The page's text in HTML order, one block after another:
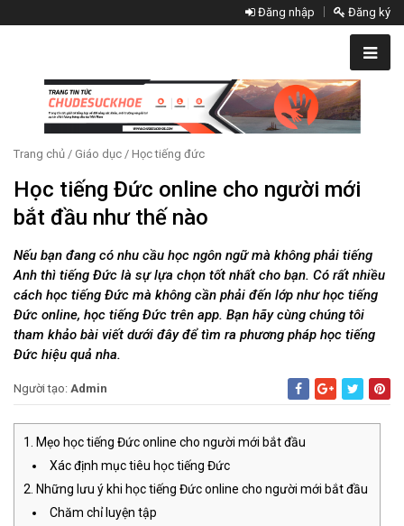
Đăng nhập Đăng ký
Trang chủ / Giáo dục / Học tiếng đức
Học tiếng Đức online cho người mới
bắt đầu như thế nào
Nếu bạn đang có nhu cầu học ngôn ngữ mà không phải tiếng
Anh thì tiếng Đức là sự lựa chọn tốt nhất cho bạn. Có rất nhiều
cách học tiếng Đức mà không cần phải đến lớp như học tiếng
Đức online, học tiếng Đức trên app. Bạn hãy cùng chúng tôi
tham khảo bài viết dưới đây để tìm ra phương pháp học tiếng
Đức hiệu quả nha.
Người tạo: Admin
Mẹo học tiếng Đức online cho người mới bắt đầu
Xác định mục tiêu học tiếng Đức
Những lưu ý khi học tiếng Đức online cho người mới bắt đầu
Chăm chỉ luyện tập